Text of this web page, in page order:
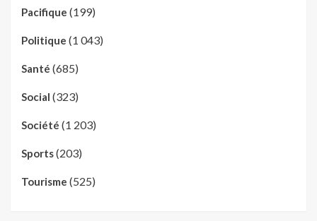
Pacifique (199)
Politique (1 043)
Santé (685)
Social (323)
Société (1 203)
Sports(203)
Tourisme (525)